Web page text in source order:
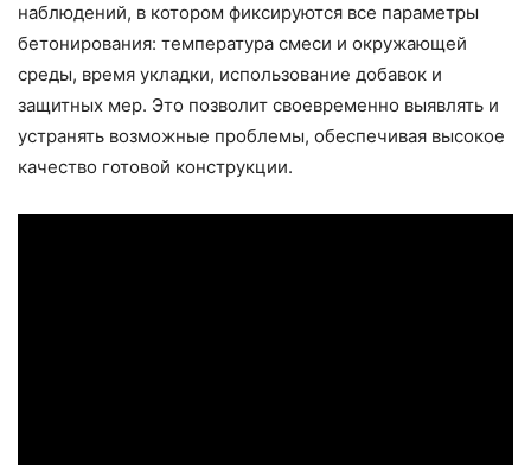
наблюдений, в котором фиксируются все параметры
бетонирования: температура смеси и окружающей
среды, время укладки, использование добавок и
защитных мер. Это позволит своевременно выявлять и
устранять возможные проблемы, обеспечивая высокое
качество готовой конструкции.